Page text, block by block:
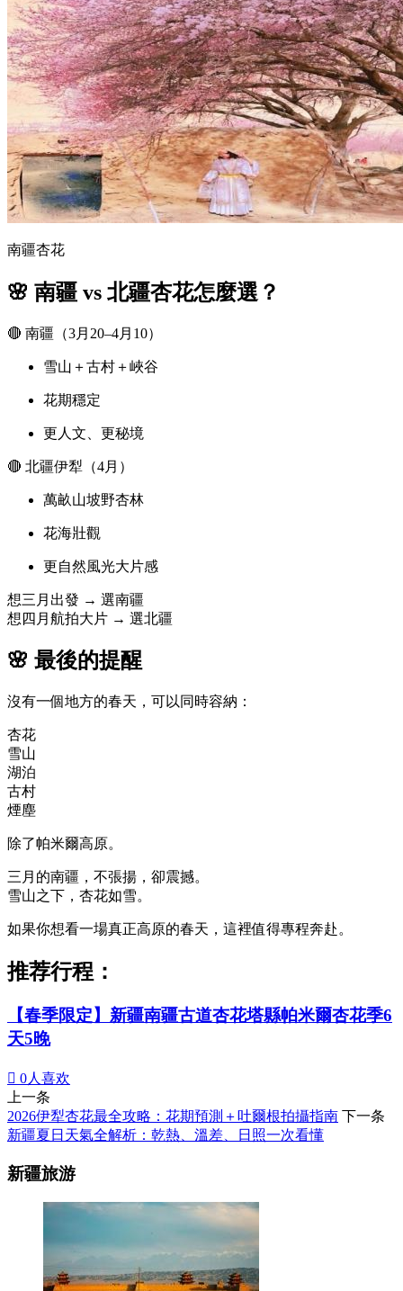
南疆杏花
🌸 南疆 vs 北疆杏花怎麼選？
🔴 南疆（3月20–4月10）
雪山＋古村＋峽谷
花期穩定
更人文、更秘境
🔴 北疆伊犁（4月）
萬畝山坡野杏林
花海壯觀
更自然風光大片感
想三月出發 → 選南疆
想四月航拍大片 → 選北疆
🌸 最後的提醒
沒有一個地方的春天，可以同時容納：
杏花
雪山
湖泊
古村
煙塵
除了帕米爾高原。
三月的南疆，不張揚，卻震撼。
雪山之下，杏花如雪。
如果你想看一場真正高原的春天，這裡值得專程奔赴。
推荐行程：
【春季限定】新疆南疆古道杏花塔縣帕米爾杏花季6
天5晚
 0人喜欢
上一条
2026伊犁杏花最全攻略：花期預測＋吐爾根拍攝指南 下一条
新疆夏日天氣全解析：乾熱、溫差、日照一次看懂
新疆旅游